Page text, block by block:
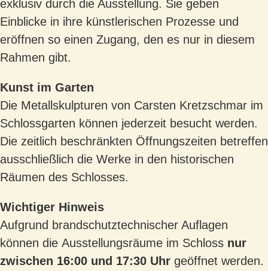
exklusiv durch die Ausstellung. Sie geben
Einblicke in ihre künstlerischen Prozesse und
eröffnen so einen Zugang, den es nur in diesem
Rahmen gibt.
Kunst im Garten
Die Metallskulpturen von Carsten Kretzschmar im
Schlossgarten können jederzeit besucht werden.
Die zeitlich beschränkten Öffnungszeiten betreffen
ausschließlich die Werke in den historischen
Räumen des Schlosses.
Wichtiger Hinweis
Aufgrund brandschutztechnischer Auflagen
können die Ausstellungsräume im Schloss nur
zwischen 16:00 und 17:30 Uhr geöffnet werden.